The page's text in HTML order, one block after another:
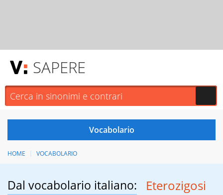
SAPERE
HOME VOCABOLARIO
Dal vocabolario italiano: Eterozigosi